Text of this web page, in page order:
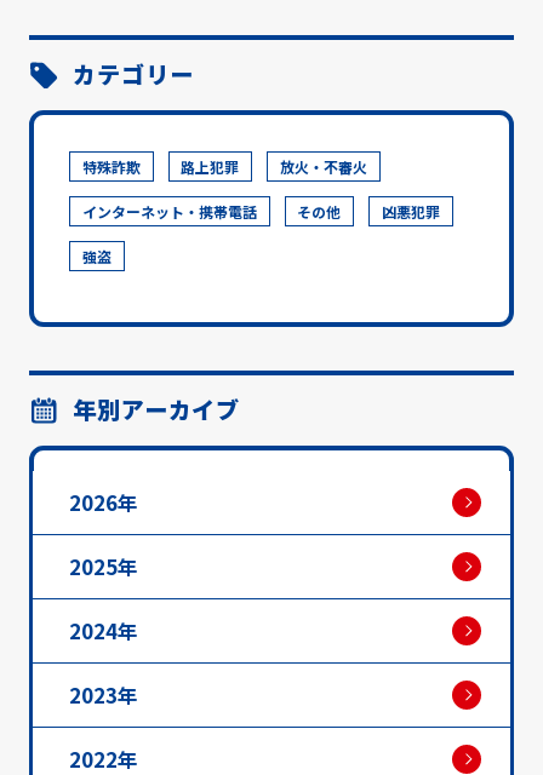
カテゴリー
特殊詐欺 路上犯罪 放火・不審火
インターネット・携帯電話 その他 凶悪犯罪
強盗
年別アーカイブ
2026年
2025年
2024年
2023年
2022年